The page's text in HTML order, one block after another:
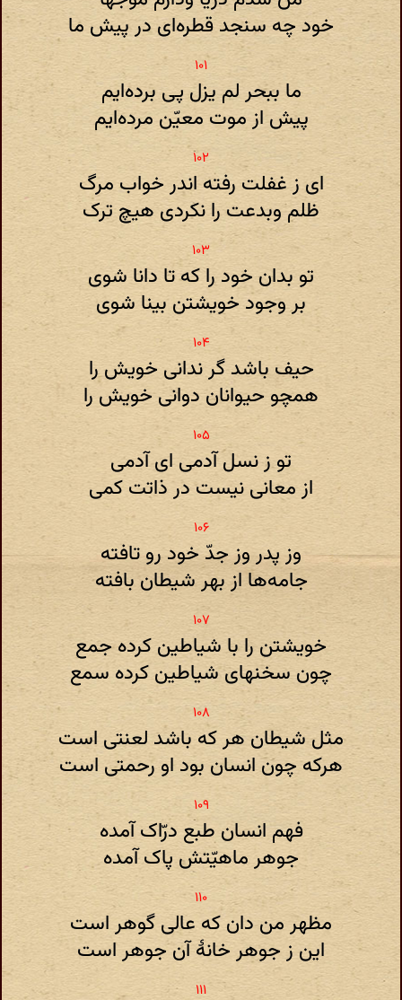
خود چه سنجد قطره‌ای در پیش ما
ما ببحر لم یزل پی برده‌ایم
پیش از موت معیّن مرده‌ایم
ای ز غفلت رفته اندر خواب مرگ
ظلم وبدعت را نکردی هیچ ترک
تو بدان خود را که تا دانا شوی
بر وجود خویشتن بینا شوی
حیف باشد گر ندانی خویش را
همچو حیوانان دوانی خویش را
تو ز نسل آدمی ای آدمی
از معانی نیست در ذاتت کمی
وز پدر وز جدّ خود رو تافته
جامه‌ها از بهر شیطان بافته
خویشتن را با شیاطین کرده جمع
چون سخنهای شیاطین کرده سمع
مثل شیطان هر که باشد لعنتی است
هرکه چون انسان بود او رحمتی است
فهم انسان طبع درّاک آمده
جوهر ماهیّتش پاک آمده
مظهر من دان که عالی گوهر است
این ز جوهر خانهٔ آن جوهر است